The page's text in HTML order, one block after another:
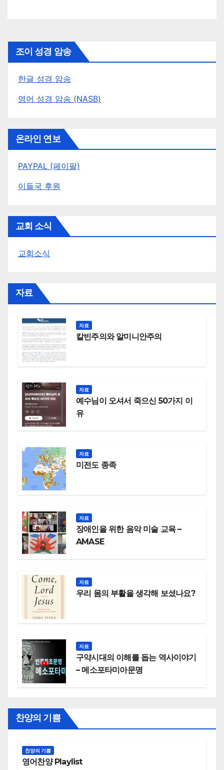
조이 성경 암송
한글 성경 암송
영어 성경 암송 (NASB)
온라인 연보
PAYPAL (페이팔)
이들국 후원
교회 소식
교회소식
자료
자료
칼빈주의와 알미니안주의
자료
예수님이 오셔서 죽으신 50가지 이
유
자료
미전도 종족
자료
장애인을 위한 음악 미술 교육 –
AMASE
자료
우리 몸의 부활을 생각해 보셨나요?
자료
구약시대의 이해를 돕는 역사이야기
– 메소포타미아문명
찬양의 기쁨
찬양의 기쁨
영어찬양 Playlist